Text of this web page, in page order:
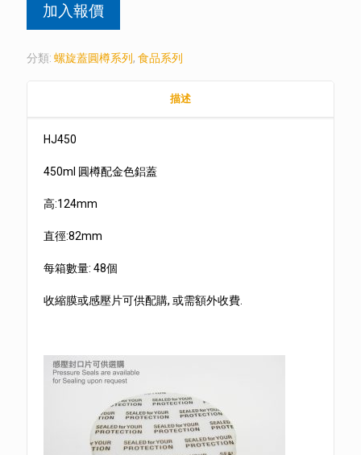
加入報價
分類: 螺旋蓋圓樽系列 , 食品系列
描述
HJ450
450ml 圓樽配金色鋁蓋
高:124mm
直徑:82mm
每箱數量: 48個
收縮膜或感壓片可供配購, 或需額外收費.